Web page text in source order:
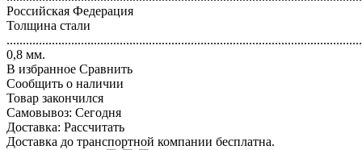
Российская Федерация
Толщина стали
0,8 мм.
В избранное Сравнить
Сообщить о наличии
Товар закончился
Самовывоз: Сегодня
Доставка: Рассчитать
Доставка до транспортной компании бесплатна.